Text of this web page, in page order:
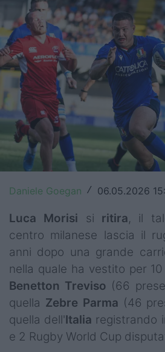
Internazionale
6 Nazioni
United Rugby
Top14
Premiership
Champions Cup
Rugby World Cup
Super Rugby
Rugby in TV
Mercato
Serie A Elite
Daniele Goegan / 06.05.2026
Luca Morisi si ritira, il
centro milanese lascia il
anni dopo una grande
nella quale ha vestito per
Benetton Treviso (66
quella Zebre Parma (46
quella dell'Italia registrando
e 2 Rugby World Cup